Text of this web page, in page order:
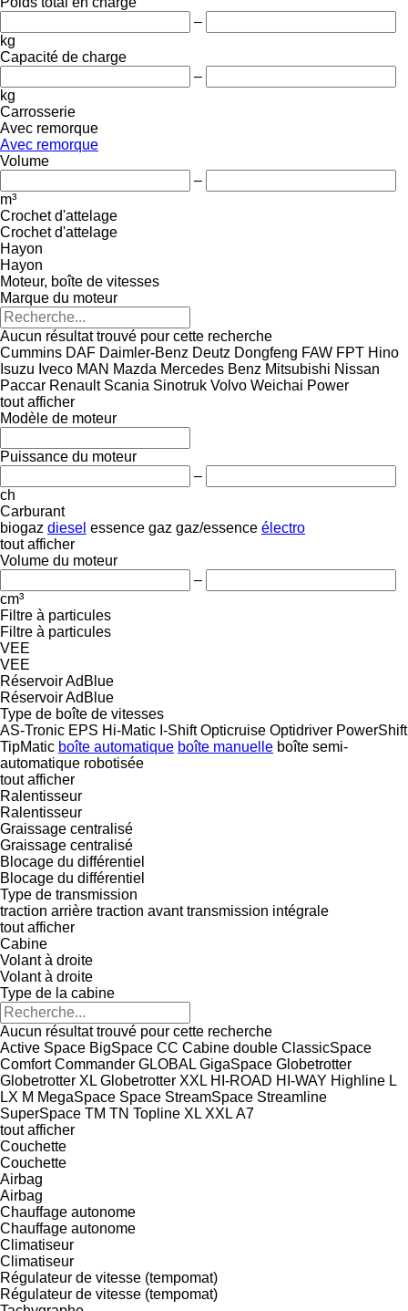
–
kg
Capacité de charge
–
kg
Carrosserie
Avec remorque
Avec remorque
Volume
–
m³
Crochet d'attelage
Crochet d'attelage
Hayon
Hayon
Moteur, boîte de vitesses
Marque du moteur
Aucun résultat trouvé pour cette recherche
Cummins DAF Daimler-Benz Deutz Dongfeng FAW FPT Hino
Isuzu Iveco MAN Mazda Mercedes Benz Mitsubishi Nissan
Paccar Renault Scania Sinotruk Volvo Weichai Power
tout afficher
Modèle de moteur
Puissance du moteur
–
ch
Carburant
biogaz diesel essence gaz gaz/essence électro
tout afficher
Volume du moteur
–
cm³
Filtre à particules
Filtre à particules
VEE
VEE
Réservoir AdBlue
Réservoir AdBlue
Type de boîte de vitesses
AS-Tronic EPS Hi-Matic I-Shift Opticruise Optidriver PowerShift
TipMatic boîte automatique boîte manuelle boîte semi-
automatique robotisée
tout afficher
Ralentisseur
Ralentisseur
Graissage centralisé
Graissage centralisé
Blocage du différentiel
Blocage du différentiel
Type de transmission
traction arrière traction avant transmission intégrale
tout afficher
Cabine
Volant à droite
Volant à droite
Type de la cabine
Aucun résultat trouvé pour cette recherche
Active Space BigSpace CC Cabine double ClassicSpace
Comfort Commander GLOBAL GigaSpace Globetrotter
Globetrotter XL Globetrotter XXL HI-ROAD HI-WAY Highline L
LX M MegaSpace Space StreamSpace Streamline
SuperSpace TM TN Topline XL XXL А7
tout afficher
Couchette
Couchette
Airbag
Airbag
Chauffage autonome
Chauffage autonome
Climatiseur
Climatiseur
Régulateur de vitesse (tempomat)
Régulateur de vitesse (tempomat)